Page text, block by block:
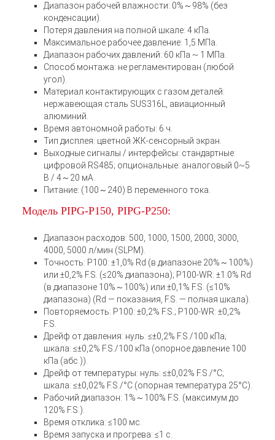
Диапазон рабочей влажности: 0%～98% (без
конденсации).
Потеря давления на полной шкале: 4 кПа.
Максимальное рабочее давление: 1,5 МПа.
Диапазон рабочих давлений: 60 кПа ~ 1 МПа.
Способ монтажа: не регламентирован (любой
угол).
Материал контактирующих с газом деталей:
нержавеющая сталь SUS316L, авиационный
алюминий.
Время автономной работы: 6 ч.
Тип дисплея: цветной ЖК-сенсорный экран.
Выходные сигналы / интерфейсы: стандартные:
цифровой RS485; опциональные: аналоговый 0~5
В / 4～20 мА.
Питание: (100～240) В переменного тока.
Модель PIPG-P150, PIPG-P250:
Диапазон расходов: 500, 1000, 1500, 2000, 3000,
4000, 5000 л/мин (SLPM).
Точность: P100: ±1,0% Rd (в диапазоне 20%～100%)
или ±0,2% F.S. (≤20% диапазона); P100-WR: ±1.0% Rd
(в диапазоне 10%～100%) или ±0,1% F.S. (≤10%
диапазона) (Rd — показания, F.S. — полная шкала).
Повторяемость: P100: ±0,2% F.S.; P100-WR: ±0,2%
F.S.
Дрейф от давления: нуль: ≤±0,2% F.S./100 кПа;
шкала: ≤±0,2% F.S./100 кПа (опорное давление 100
кПа (абс.)).
Дрейф от температуры: нуль: ≤±0,02% F.S./°C;
шкала: ≤±0,02% F.S./°C (опорная температура 25°C).
Рабочий диапазон: 1%～100% F.S. (максимум до
120% F.S.).
Время отклика: ≤100 мс.
Время запуска и прогрева: ≤1 с.